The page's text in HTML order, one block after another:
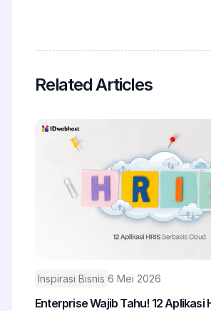
Related Articles
Inspirasi Bisnis 6 Mei 2026
Enterprise Wajib Tahu! 12 Aplikasi